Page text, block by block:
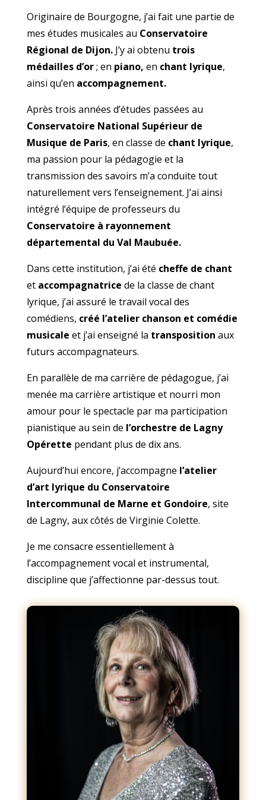
Originaire de Bourgogne, j’ai fait une partie de
mes études musicales au Conservatoire
Régional de Dijon.J’y ai obtenu trois
médailles d’or; en piano, en chant lyrique,
ainsi qu’en accompagnement.
Après trois années d’études passées au
Conservatoire National Supérieur de
Musique de Paris, en classe de chant lyrique,
ma passion pour la pédagogie et la
transmission des savoirs m’a conduite tout
naturellement vers l’enseignement. J’ai ainsi
intégré l’équipe de professeurs du
Conservatoire à rayonnement
départemental du Val Maubuée.
Dans cette institution, j’ai été cheffe de chant
et accompagnatrice de la classe de chant
lyrique, j’ai assuré le travail vocal des
comédiens, créé l’atelier chanson et comédie
musicale et j’ai enseigné la transposition aux
futurs accompagnateurs.
En parallèle de ma carrière de pédagogue, j’ai
menée ma carrière artistique et nourri mon
amour pour le spectacle par ma participation
pianistique au sein de l’orchestre de Lagny
Opérette pendant plus de dix ans.
Aujourd’hui encore, j’accompagne l’atelier
d’art lyrique du Conservatoire
Intercommunal de Marne et Gondoire, site
de Lagny, aux côtés de Virginie Colette.
Je me consacre essentiellement à
l’accompagnement vocal et instrumental,
discipline que j’affectionne par-dessus tout.